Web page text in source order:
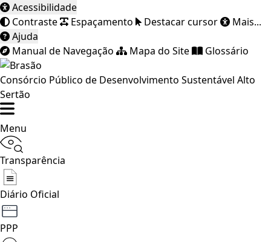
Acessibilidade
Contraste
Espaçamento Destacar cursor
Mais...
Ajuda
Manual de Navegação
Mapa do Site Glossário
Consórcio Público de Desenvolvimento Sustentável Alto
Sertão
Menu
Transparência
Diário Oficial
PPP